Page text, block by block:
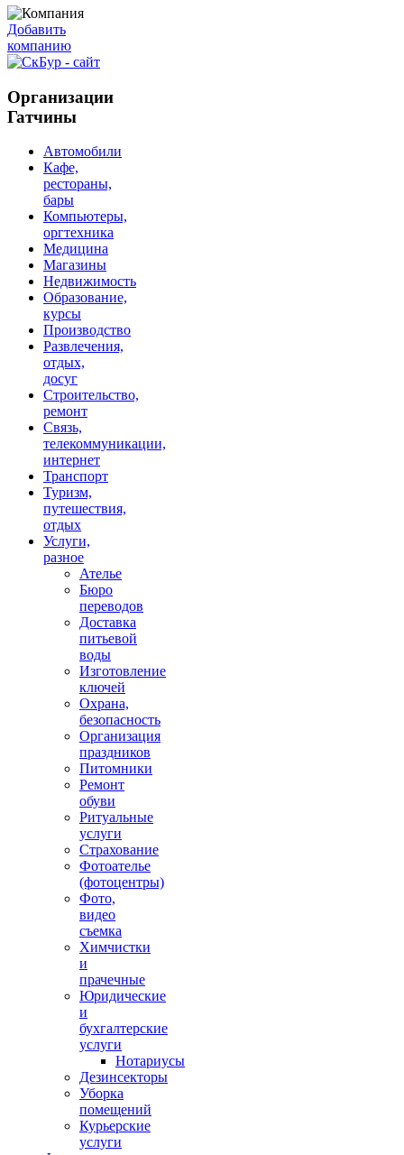
Добавить
компанию
Организации
Гатчины
Автомобили
Кафе,
рестораны,
бары
Компьютеры,
оргтехника
Медицина
Магазины
Недвижимость
Образование,
курсы
Производство
Развлечения,
отдых,
досуг
Строительство,
ремонт
Связь,
телекоммуникации,
интернет
Транспорт
Туризм,
путешествия,
отдых
Услуги,
разное
Ателье
Бюро
переводов
Доставка
питьевой
воды
Изготовление
ключей
Охрана,
безопасность
Организация
праздников
Питомники
Ремонт
обуви
Ритуальные
услуги
Страхование
Фотоателье
(фотоцентры)
Фото,
видео
съемка
Химчистки
и
прачечные
Юридические
и
бухгалтерские
услуги
Нотариусы
Дезинсекторы
Уборка
помещений
Курьерские
услуги